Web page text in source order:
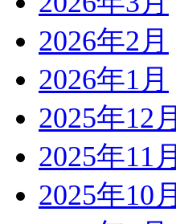
2026年2月
2026年1月
2025年12月
2025年11月
2025年10月